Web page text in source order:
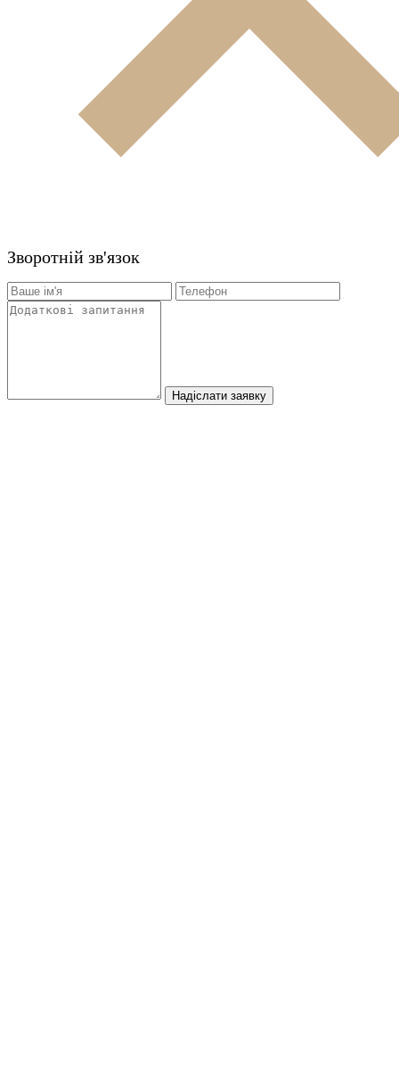
Зворотній зв'язок